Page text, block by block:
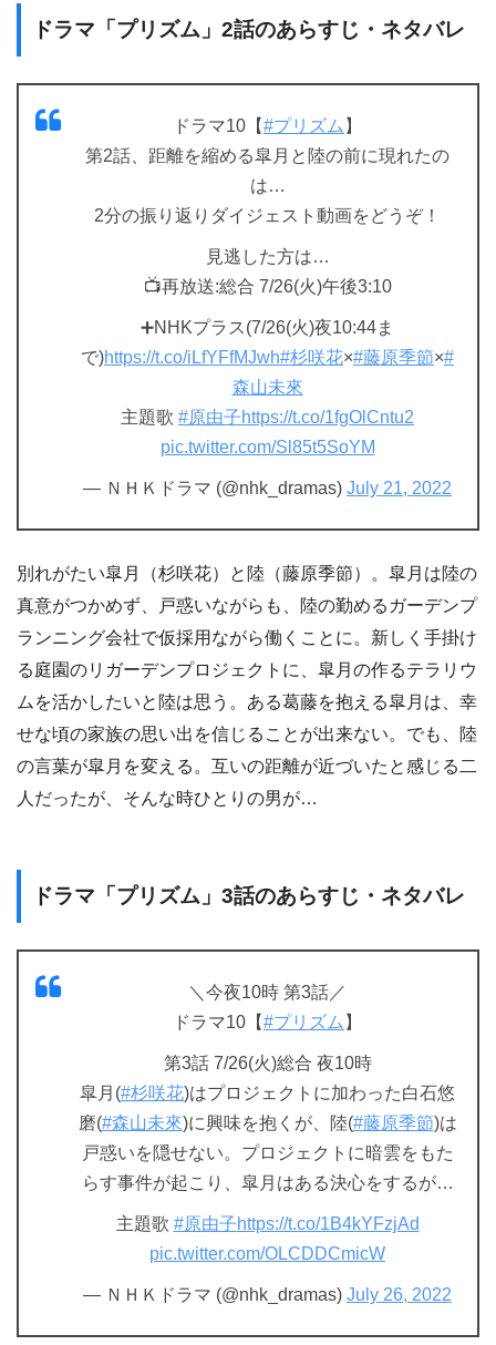
ドラマ「プリズム」2話のあらすじ・ネタバレ
ドラマ10【#プリズム 】
第2話、距離を縮める皐月と陸の前に現れたの
は…
2分の振り返りダイジェスト動画をどうぞ！
見逃した方は…
📺再放送:総合 7/26(火)午後3:10
➕NHKプラス(7/26(火)夜10:44ま
で)https://t.co/iLfYFfMJwh#杉咲花×#藤原季節×#
森山未來
主題歌 #原由子https://t.co/1fgOlCntu2
pic.twitter.com/Sl85t5SoYM
— ＮＨＫドラマ (@nhk_dramas) July 21, 2022
別れがたい皐月（杉咲花）と陸（藤原季節）。皐月は陸の
真意がつかめず、戸惑いながらも、陸の勤めるガーデンプ
ランニング会社で仮採用ながら働くことに。新しく手掛け
る庭園のリガーデンプロジェクトに、皐月の作るテラリウ
ムを活かしたいと陸は思う。ある葛藤を抱える皐月は、幸
せな頃の家族の思い出を信じることが出来ない。でも、陸
の言葉が皐月を変える。互いの距離が近づいたと感じる二
人だったが、そんな時ひとりの男が…
ドラマ「プリズム」3話のあらすじ・ネタバレ
＼今夜10時 第3話／
ドラマ10【#プリズム 】
第3話 7/26(火)総合 夜10時
皐月(#杉咲花)はプロジェクトに加わった白石悠
磨(#森山未來)に興味を抱くが、陸(#藤原季節)は
戸惑いを隠せない。プロジェクトに暗雲をもた
らす事件が起こり、皐月はある決心をするが…
主題歌 #原由子https://t.co/1B4kYFzjAd
pic.twitter.com/OLCDDCmicW
— ＮＨＫドラマ (@nhk_dramas) July 26, 2022